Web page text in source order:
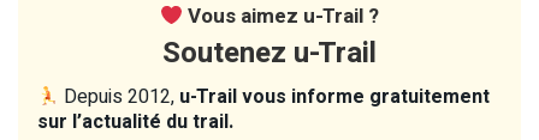
Vous aimez u-Trail ?
Soutenez u-Trail
Depuis 2012, u-Trail vous informe gratuitement
sur l’actualité du trail.